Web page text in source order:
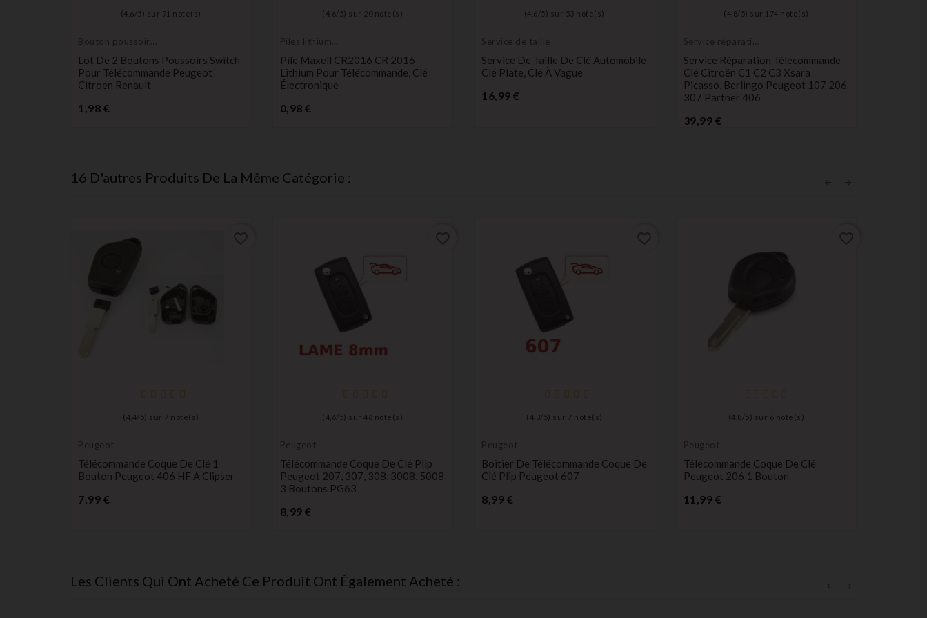
(4,6 / 5) sur 91 note(s)
Bouton poussoir
Lot De 2 Boutons Poussoirs Switch
Pour Télécommande Peugeot
Citroen Renault
1,98 €
( 4,6/ 5) sur 20note(s)
Piles lithium
Pile Maxell CR2016 CR 2016
Lithium Pour Télécommande, Clé
Électronique
0,98 €
(4,6 / 5) sur 53 note(s)
Service de taille
Service De Taille De Clé Automobile
Clé Plate, Clé À Vague
16,99 €
( 4,8/ 5) sur 174 note(s)
Service réparation
Service Réparation Télécommande
Clé Citroën C1 C2 C3 Xsara
Picasso, Berlingo Peugeot 107 206
307 Partner 406
39,99 €
16 D'autres Produits De La Même Catégorie :
( 4,4/ 5) sur 7 note(s)
Peugeot
Télécommande Coque De Clé 1
Bouton Peugeot 406 HF A Clipser
7,99 €
( 4,6/ 5) sur46 note(s)
Peugeot
Télécommande Coque De Clé Plip
Peugeot 207, 307, 308, 3008, 5008
3 Boutons PG63
8,99 €
( 4,3/ 5) sur 7 note(s)
Peugeot
Boitier De Télécommande Coque De
Clé Plip Peugeot 607
8,99 €
(4,8 / 5) sur 6 note(s)
Peugeot
Télécommande Coque De Clé
Peugeot 206 1 Bouton
11,99 €
Les Clients Qui Ont Acheté Ce Produit Ont Également Acheté :